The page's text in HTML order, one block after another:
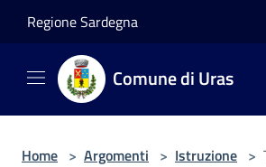
Regione Sardegna
Comune di Uras
Home > Argomenti > Istruzione >